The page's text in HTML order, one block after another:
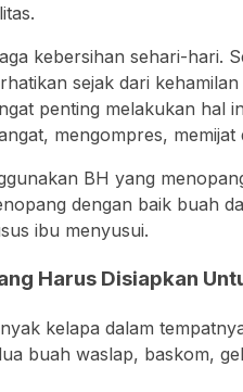
kebersihan sehari-hari.
sejak dari
penting melakukan hal
mengompres,
BH yang
dengan baik buah
ibu menyusui.
Harus Disiapkan
kelapa dalam
buah waslap, baskom,